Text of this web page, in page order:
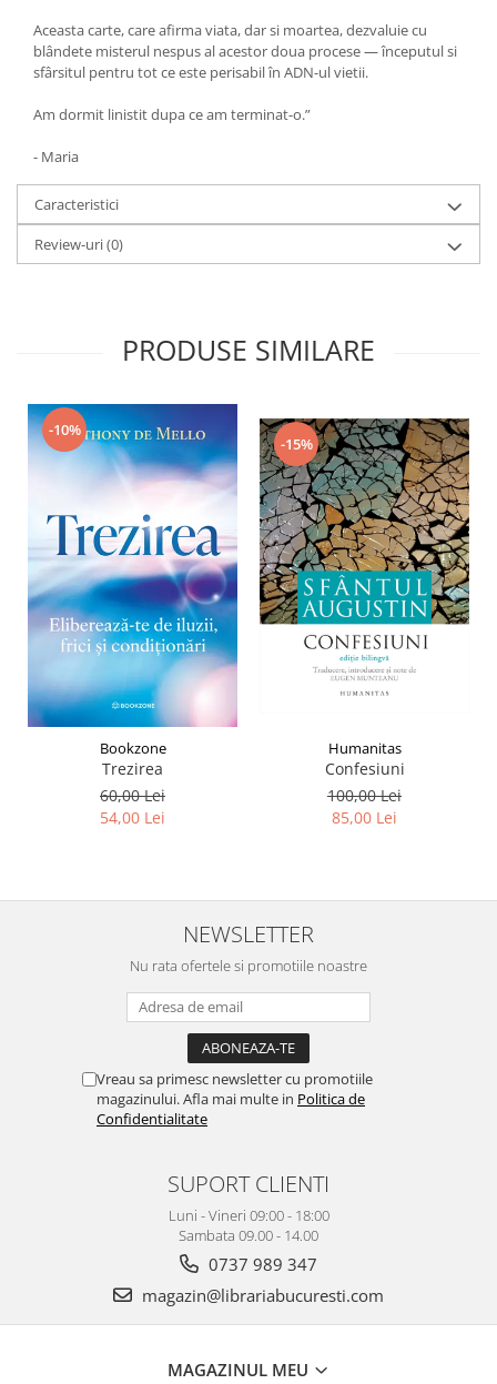
Aceasta carte, care afirma viata, dar si moartea, dezvaluie cu
blândete misterul nespus al acestor doua procese — începutul si
sfârsitul pentru tot ce este perisabil în ADN-ul vietii.
Am dormit linistit dupa ce am terminat-o.”
- Maria
Caracteristici
Review-uri(0)
PRODUSE SIMILARE
-10%
Bookzone
Trezirea
60,00 Lei
54,00 Lei
-15%
Humanitas
Confesiuni
100,00 Lei
85,00 Lei
NEWSLETTER
Nu rata ofertele si promotiile noastre
Vreau sa primesc newsletter cu promotiile
magazinului. Afla mai multe in Politica de
Confidentialitate
SUPORT CLIENTI
Luni - Vineri 09:00 - 18:00
Sambata 09.00 - 14.00
0737 989 347
magazin@librariabucuresti.com
MAGAZINUL MEU